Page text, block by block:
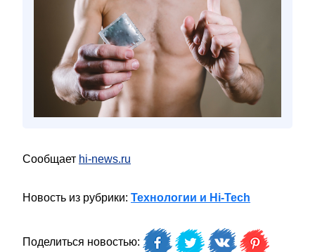
Сообщает hi-news.ru
Новость из рубрики: Технологии и Hi-Tech
Поделиться новостью: